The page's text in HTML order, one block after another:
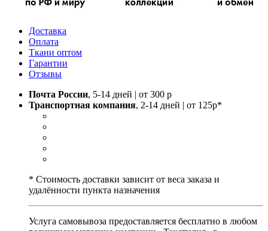
Доставка
Оплата
Ткани оптом
Гарантии
Отзывы
Почта России, 5-14 дней | от 300 р
Транспортная компания, 2-14 дней | от 125р*
* Стоимость доставки зависит от веса заказа и
удалённости пункта назначения
Услуга самовывоза предоставляется бесплатно в любом